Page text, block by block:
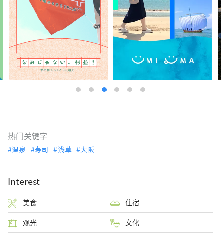
热门关键字
温泉 寿司 浅草 大阪
Interest
美食 住宿
观光 文化